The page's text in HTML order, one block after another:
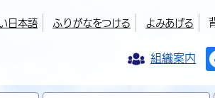
日本語 ふりがなをつける よみあげる
組織案内